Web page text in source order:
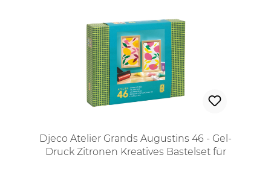
Djeco Atelier Grands Augustins 46 - Gel-
Druck Zitronen Kreatives Bastelset für